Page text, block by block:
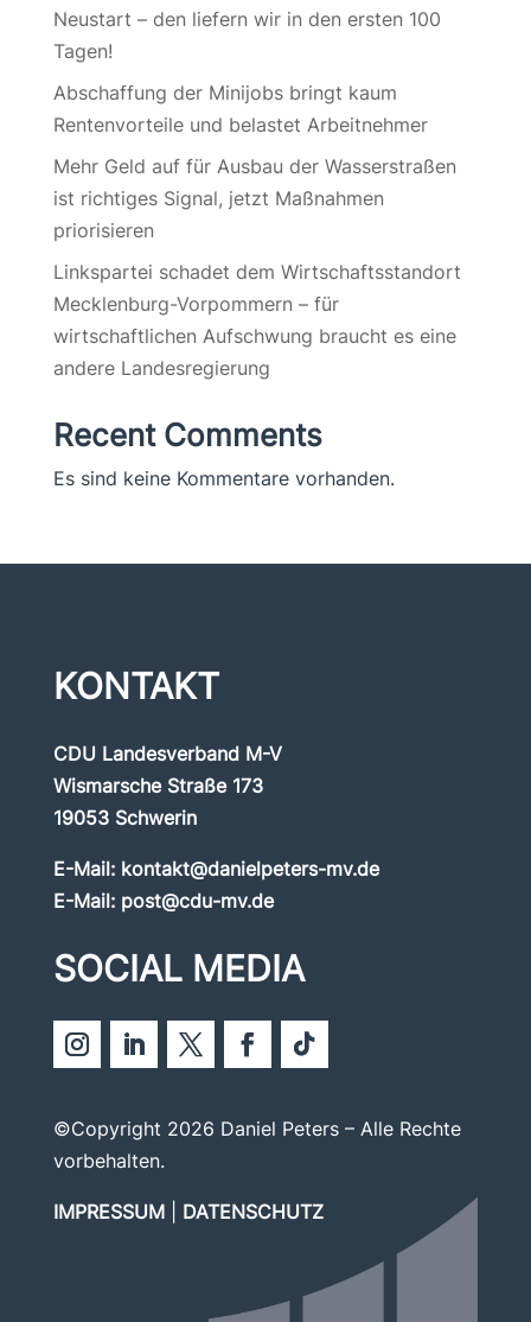
Neustart – den liefern wir in den ersten 100
Tagen!
Abschaffung der Minijobs bringt kaum
Rentenvorteile und belastet Arbeitnehmer
Mehr Geld auf für Ausbau der Wasserstraßen
ist richtiges Signal, jetzt Maßnahmen
priorisieren
Linkspartei schadet dem Wirtschaftsstandort
Mecklenburg-Vorpommern – für
wirtschaftlichen Aufschwung braucht es eine
andere Landesregierung
Recent Comments
Es sind keine Kommentare vorhanden.
KONTAKT
CDU Landesverband M-V
Wismarsche Straße 173
19053 Schwerin
E-Mail: kontakt@danielpeters-mv.de
E-Mail: post@cdu-mv.de
SOCIAL MEDIA
©Copyright 2026 Daniel Peters – Alle Rechte
vorbehalten.
IMPRESSUM| DATENSCHUTZ